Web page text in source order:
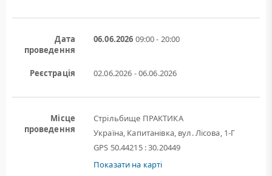
Дата
проведення
06.06.2026 09:00 - 20:00
Реєстрація 02.06.2026 - 06.06.2026
Місце
проведення
Стрільбище ПРАКТИКА
Україна, Капитанівка, вул. Лісова, 1-Г
GPS 50.44215 : 30.20449
Показати на карті